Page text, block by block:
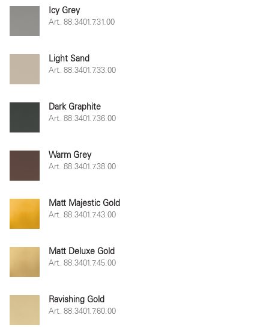
Icy Grey
Art. 88.3401.7.31.00
Light Sand
Art. 88.3401.7.33.00
Dark Graphite
Art. 88.3401.7.36.00
Warm Grey
Art. 88.3401.7.38.00
Matt Majestic Gold
Art. 88.3401.7.43.00
Matt Deluxe Gold
Art. 88.3401.7.45.00
Ravishing Gold
Art. 88.3401.7.60.00